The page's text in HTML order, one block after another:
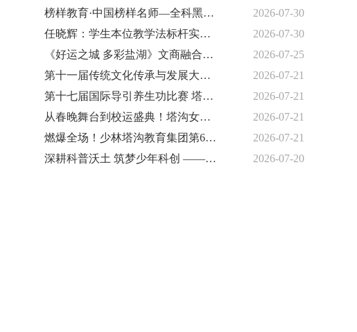
榜样教育·中国榜样名师—全科黑马逆袭特训模式创始人 梁钰
2026-07-30
任晓辉：学生本位教学法标杆实践者
2026-07-30
《好运之城 多彩盐湖》文商融合大舞台暨青少年艺术文化节
2026-07-25
第十一届传统文化传承与发展大会暨2026时代匠心人物论坛在京启幕
2026-07-21
第十七届国际导引养生功比赛 塔沟集团荣获7金12银4铜
2026-07-21
从春晚舞台到校运盛典！塔沟女孩陈若然：以热爱成长，以梦想起航
2026-07-21
燃爆全场！少林塔沟教育集团第60届运动会隆重开幕
2026-07-21
深耕科普沃土 筑梦少年科创 ——衡水雍锦科创探索中心启幕先行 公益研学惠及千名学子
2026-07-20